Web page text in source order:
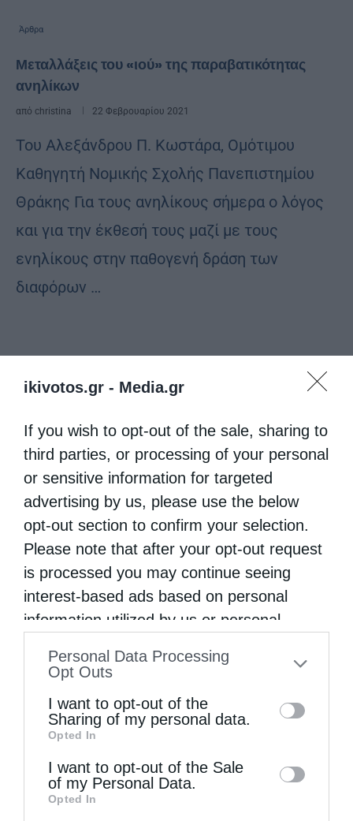
ikivotos.gr - Media.gr
If you wish to opt-out of the sale, sharing to
third parties, or processing of your personal
or sensitive information for targeted
advertising by us, please use the below
opt-out section to confirm your selection.
Please note that after your opt-out request
is processed you may continue seeing
interest-based ads based on personal
information utilized by us or personal
to your opt-out. You may separately opt-out
information by third parties on the IAB’s list
of downstream participants. This
information may also be disclosed by us to
third parties on theIAB’s List of
Downstream Participants
Personal Data Processing
Opt Outs
I want to opt-out of the
Sharing of my personal data.
Opted In
I want to opt-out of the Sale
of my Personal Data.
Opted In
Άρθρα
Μεταλλάξεις του «ιού» της παραβατικότητας
ανηλίκων
από christina 22 Φεβρουαρίου 2021
Του Αλεξάνδρου Π. Κωστάρα, Ομότιμου
Καθηγητή Νομικής Σχολής Πανεπιστημίου
Θράκης Για τους ανηλίκους σήμερα ο λόγος
και για την έκθεσή τους μαζί με τους
ενηλίκους στην παθογενή δράση των
διαφόρων …